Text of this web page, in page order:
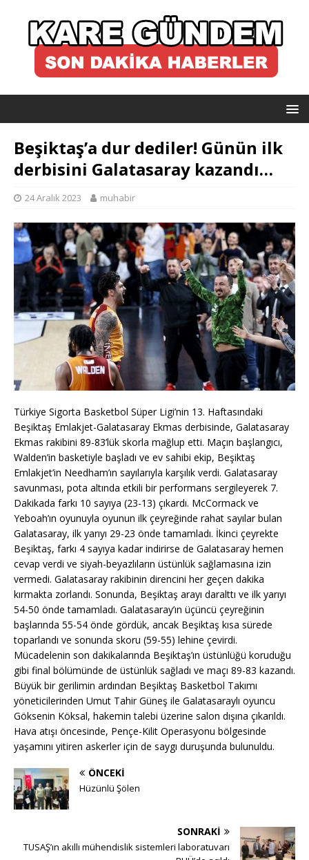
Beşiktaş’a dur dediler! Günün ilk
derbisini Galatasaray kazandı…
24 Aralık 2023 muhabir
Türkiye Sigorta Basketbol Süper Ligi’nin 13. Haftasındaki
Beşiktaş Emlakjet-Galatasaray Ekmas derbisinde, Galatasaray
Ekmas rakibini 89-83’lük skorla mağlup etti. Maçın başlangıcı,
Walden’in basketiyle başladı ve ev sahibi ekip, Beşiktaş
Emlakjet’in Needham’ın sayılarıyla karşılık verdi. Galatasaray
savunması, pota altında etkili bir performans sergileyerek 7.
Dakikada farkı 10 sayıya (23-13) çıkardı. McCormack ve
Yeboah’ın oyunuyla oyunun ilk çeyreğinde rahat sayılar bulan
Galatasaray, ilk yarıyı 29-23 önde tamamladı. İkinci çeyrekte
Beşiktaş, farkı 4 sayıya kadar indirirse de Galatasaray hemen
cevap verdi ve siyah-beyazlıların üstünlük sağlamasına izin
vermedi. Galatasaray rakibinin direncini her geçen dakika
kırmakta zorlandı. Sonunda, Beşiktaş arayı daralttı ve ilk yarıyı
54-50 önde tamamladı. Galatasaray’ın üçüncü çeyreğinin
başlarında 55-54 önde gördük, ancak Beşiktaş kısa sürede
toparlandı ve sonunda skoru (59-55) lehine çevirdi.
Mücadelenin son dakikalarında Beşiktaş’ın üstünlüğü koruduğu
gibi final bölümünde de üstünlük sağladı ve maçı 89-83 kazandı.
Büyük bir gerilimin ardından Beşiktaş Basketbol Takımı
yöneticilerinden Umut Tahir Güneş ile Galatasaraylı oyuncu
Göksenin Köksal, hakemin talebi üzerine salon dışına çıkarıldı.
Hava atışı öncesinde, Pençe-Kilit Operasyonu bölgesinde
yaşamını yitiren askerler için de saygı duruşunda bulunuldu.
ÖNCEKI
Hüzünlü Şölen
SONRAKI
TUSAŞ’ın akıllı mühendislik sistemleri laboratuvarı